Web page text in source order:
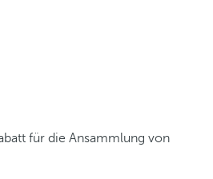
für die Ansammlung von